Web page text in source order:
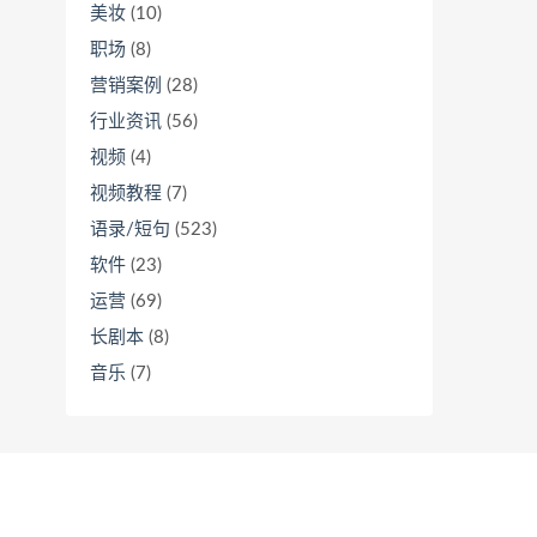
美妆 (10)
职场 (8)
营销案例 (28)
行业资讯 (56)
视频 (4)
视频教程 (7)
语录/短句 (523)
软件 (23)
运营 (69)
长剧本 (8)
音乐 (7)